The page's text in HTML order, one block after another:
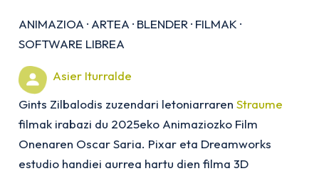
ANIMAZIOA · ARTEA · BLENDER · FILMAK ·
SOFTWARE LIBREA
Asier Iturralde
Gints Zilbalodis zuzendari letoniarraren Straume
filmak irabazi du 2025eko Animaziozko Film
Onenaren Oscar Saria. Pixar eta Dreamworks
estudio handiei aurrea hartu dien filma 3D